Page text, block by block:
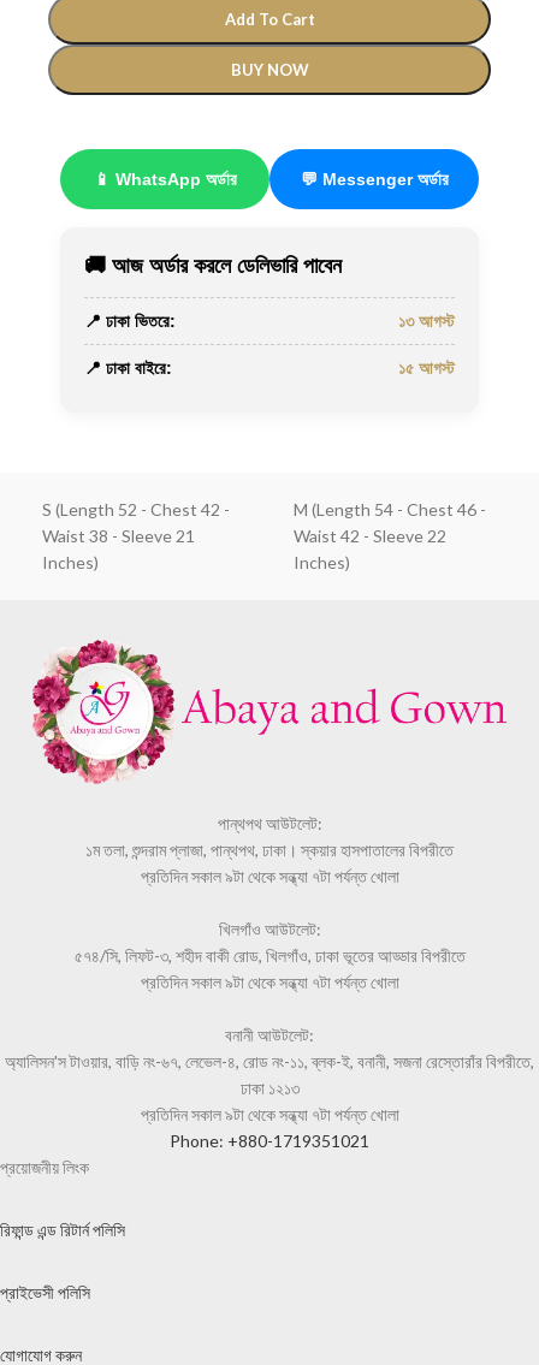
Add To Cart
BUY NOW
📱 WhatsApp অর্ডার 💬 Messenger অর্ডার
🚚 আজ অর্ডার করলে ডেলিভারি পাবেন
📍 ঢাকা ভিতরে: ১৩ আগস্ট
📍 ঢাকা বাইরে: ১৫ আগস্ট
S (Length 52 - Chest 42 -
Waist 38 - Sleeve 21
Inches)
M (Length 54 - Chest 46 -
Waist 42 - Sleeve 22
Inches)
পান্থপথ আউটলেট:
১ম তলা, শুন্দরাম প্লাজা, পান্থপথ, ঢাকা। স্কয়ার হাসপাতালের বিপরীতে
প্রতিদিন সকাল ৯টা থেকে সন্ধ্যা ৭টা পর্যন্ত খোলা
খিলগাঁও আউটলেট:
৫৭৪/সি, লিফট-৩, শহীদ বাকী রোড, খিলগাঁও, ঢাকা ভূতের আড্ডার বিপরীতে
প্রতিদিন সকাল ৯টা থেকে সন্ধ্যা ৭টা পর্যন্ত খোলা
বনানী আউটলেট:
অ্যালিসন'স টাওয়ার, বাড়ি নং-৬৭, লেভেল-৪, রোড নং-১১, ব্লক-ই, বনানী, সজনা রেস্তোরাঁর বিপরীতে,
ঢাকা ১২১৩
প্রতিদিন সকাল ৯টা থেকে সন্ধ্যা ৭টা পর্যন্ত খোলা
Phone: +880-1719351021
প্রয়োজনীয় লিংক
রিফান্ড এন্ড রিটার্ন পলিসি
প্রাইভেসী পলিসি
যোগাযোগ করুন